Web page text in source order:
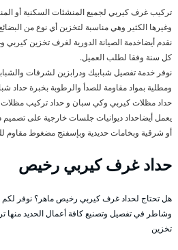
تركيب غرف كيربي لجميع المنشئات السكنية أو
وغيرها الكثير وهي مناسبة لتخزين أي نوع من
كل سنة وفقا لطلب العميل.
نوفر خدمة تفصيل شبابيك ودرابزين لشرفات
ومطلية بمواد مقاومة للصدأ والرطوبة بخبرة حداد
حداد مظلات كيربي وكي سبان و حداد تركيب
يعمل أيضاحداد ديوانيات جلسات خارجية على تصميم
أو شرقية وبخامات حديدية وبإسفنج مضغوط مقاوم
حداد غرف كيربي رخيص
هل تحتاج لحداد غرف كيربي رخيص ماهر؟ نوفر
وشاطر في تفصيل وتصنيع كافة أعمال الحديد
تخزين